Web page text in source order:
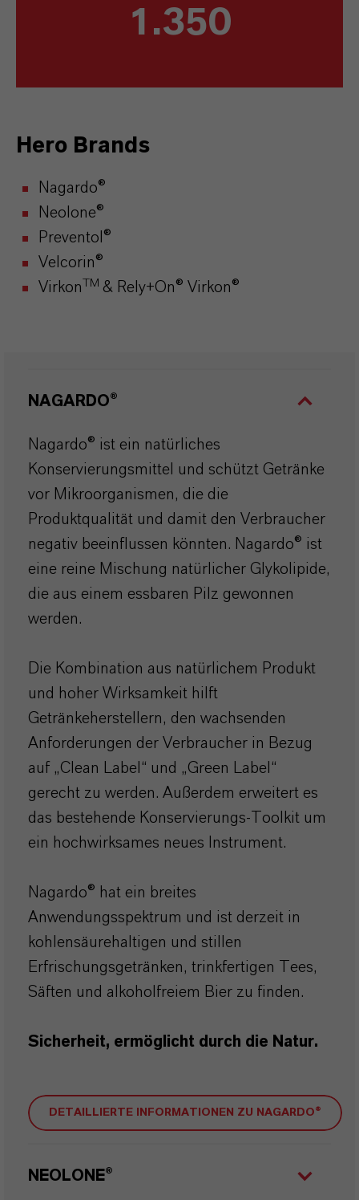
1.350
Hero Brands
Nagardo®
Neolone®
Preventol®
Velcorin®
VirkonTM & Rely+On® Virkon®
NAGARDO®
Nagardo® ist ein natürliches
Konservierungsmittel und schützt Getränke
vor Mikroorganismen, die die
Produktqualität und damit den Verbraucher
negativ beeinflussen könnten. Nagardo® ist
eine reine Mischung natürlicher Glykolipide,
die aus einem essbaren Pilz gewonnen
werden.
Die Kombination aus natürlichem Produkt
und hoher Wirksamkeit hilft
Getränkeherstellern, den wachsenden
Anforderungen der Verbraucher in Bezug
auf „Clean Label“ und „Green Label“
gerecht zu werden. Außerdem erweitert es
das bestehende Konservierungs-Toolkit um
ein hochwirksames neues Instrument.
Nagardo® hat ein breites
Anwendungsspektrum und ist derzeit in
kohlensäurehaltigen und stillen
Erfrischungsgetränken, trinkfertigen Tees,
Säften und alkoholfreiem Bier zu finden.
Sicherheit, ermöglicht durch die Natur.
DETAILLIERTE INFORMATIONEN ZU NAGARDO®
NEOLONE®